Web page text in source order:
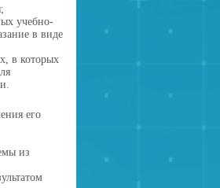
учебно-
в виде
в которых
его
из